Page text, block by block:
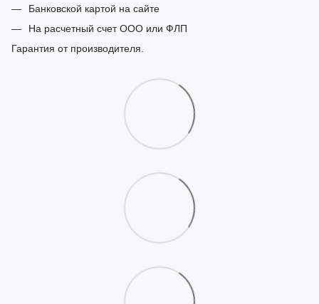
Банковской картой на сайте
На расчетный счет ООО или ФЛП
Гарантия от производителя.